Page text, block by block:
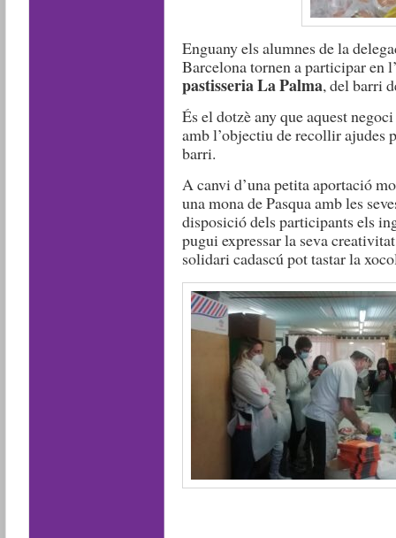
Enguany els alumnes de la
Barcelona tornen a participar en
pastisseria La Palma, del barri
És el dotzè any que aquest
amb l’objectiu de recollir ajudes
barri.
A canvi d’una petita aportació
una mona de Pasqua amb les
disposició dels participants els
pugui expressar la seva
solidari cadascú pot tastar la